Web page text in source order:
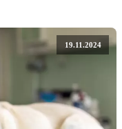
19.11.2024